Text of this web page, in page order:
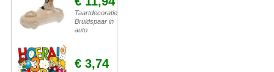
Taartdecoratie
Bruidspaar in
auto
€ 3,74